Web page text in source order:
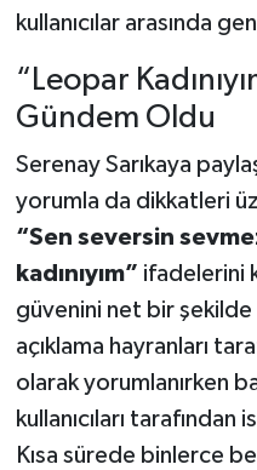
kullanıcılar arasında
“Leopar
Gündem Oldu
Serenay Sarıkaya
yorumla da dikkatleri
“Sen seversin
kadınıyım” ifadelerini
güvenini net bir
açıklama hayranları
olarak yorumlanırken
kullanıcıları
Kısa sürede binlerce